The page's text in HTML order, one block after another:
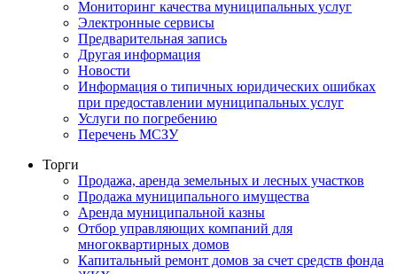
Мониторинг качества муниципальных услуг
Электронные сервисы
Предварительная запись
Другая информация
Новости
Информация о типичных юридических ошибках
при предоставлении муниципальных услуг
Услуги по погребению
Перечень МСЗУ
Торги
Продажа, аренда земельных и лесных участков
Продажа муниципального имущества
Аренда муниципальной казны
Отбор управляющих компаний для
многоквартирных домов
Капитальный ремонт домов за счет средств фонда